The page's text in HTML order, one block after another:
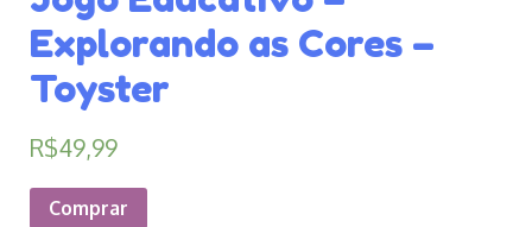
Explorando as Cores –
Toyster
R$49,99
Comprar